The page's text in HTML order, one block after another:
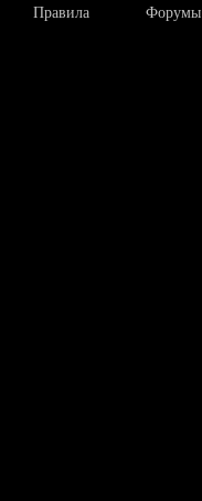
Правила
Форумы